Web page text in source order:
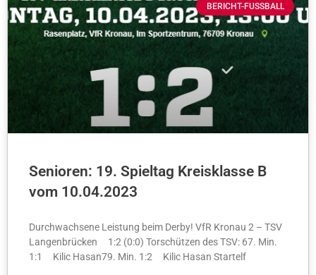
BERICHT-FUSSBALL
Senioren: 19. Spieltag Kreisklasse B
vom 10.04.2023
Durchwachsene Leistung beim Derby! VfR Kronau 2 – TSV
Langenbrücken 1:2 (0:0) Torschützen des TSV: 67. Min.
1:1 Kilic Hasan79. Min. 1:2 Kilic Hasan Startelf